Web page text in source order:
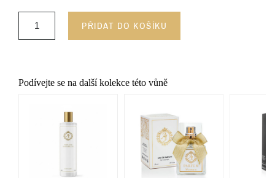
PŘIDAT DO KOŠÍKU
Podívejte se na další kolekce této vůně